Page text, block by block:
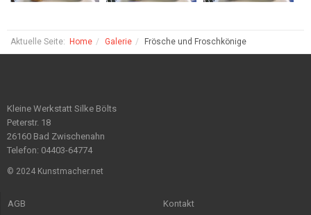
Aktuelle Seite: Home Galerie Frösche und Froschkönige
Kleine Werkstatt Silke Bölts
Peterstr. 18
26160 Bad Zwischenahn
Telefon: 04403-64774
© 2024 Kunstmacher.net
AGB
Kontakt